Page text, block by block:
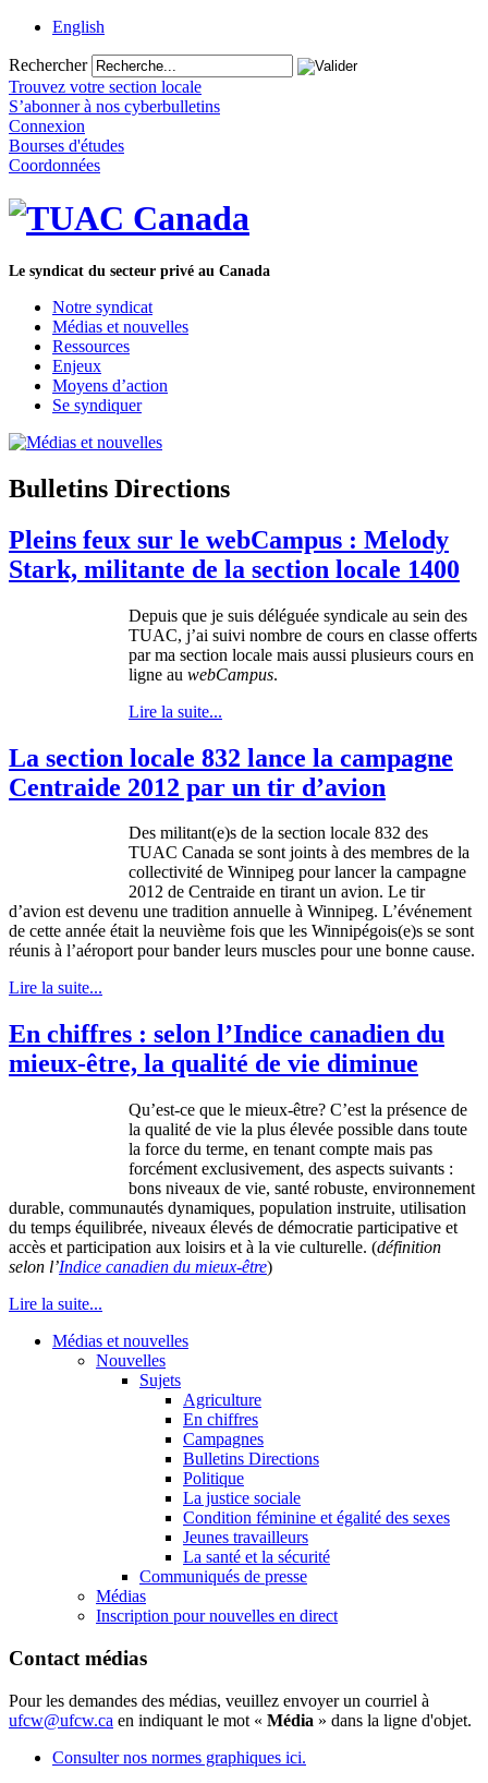
English
Rechercher
Trouvez votre section locale
S’abonner à nos cyberbulletins
Connexion
Bourses d'études
Coordonnées
Le syndicat du secteur privé au Canada
Notre syndicat
Médias et nouvelles
Ressources
Enjeux
Moyens d’action
Se syndiquer
Bulletins Directions
Pleins feux sur le webCampus : Melody
Stark, militante de la section locale 1400
Depuis que je suis déléguée syndicale au sein des
TUAC, j’ai suivi nombre de cours en classe offerts
par ma section locale mais aussi plusieurs cours en
ligne au webCampus.
Lire la suite...
La section locale 832 lance la campagne
Centraide 2012 par un tir d’avion
Des militant(e)s de la section locale 832 des
TUAC Canada se sontjoints à des membres de la
collectivité de Winnipeg pour lancer la campagne
2012 de Centraide en tirantun avion. Le tir
d’avion est devenu une tradition annuelle à Winnipeg. L’événement
de cette année étaitla neuvième fois que les Winnipégois(e)s se sont
réunis à l’aéroportpourbander leurs muscles pourune bonne cause.
Lire la suite...
En chiffres : selon l’Indice canadien du
mieux-être, la qualité de vie diminue
Qu’est-ce que le mieux-être? C’est la présence de
la qualité de vie la plus élevée possible dans toute
la force du terme, en tenant compte mais pas
forcément exclusivement, des aspects suivants :
bons niveaux de vie, santé robuste, environnement
durable, communautés dynamiques, population instruite, utilisation
du temps équilibrée, niveaux élevés de démocratie participative et
accès et participation aux loisirs et à la vie culturelle. (définition
selon l’Indice canadien du mieux-être)
Lire la suite...
Médias et nouvelles
Nouvelles
Sujets
Agriculture
En chiffres
Campagnes
Bulletins Directions
Politique
La justice sociale
Condition féminine et égalité des sexes
Jeunes travailleurs
La santé et la sécurité
Communiqués de presse
Médias
Inscription pour nouvelles en direct
Contact médias
Pour les demandes des médias, veuillez envoyer un courriel à
ufcw@ufcw.ca en indiquant le mot « Média » dans la ligne d'objet.
Consulter nos normes graphiques ici.